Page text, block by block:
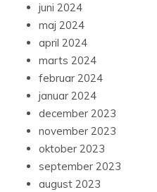
juni 2024
maj 2024
april 2024
marts 2024
februar 2024
januar 2024
december 2023
november 2023
oktober 2023
september 2023
august 2023